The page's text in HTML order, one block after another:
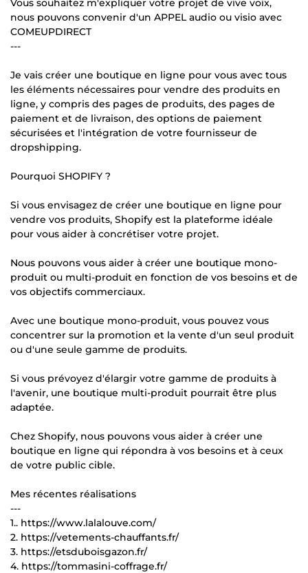
Vous souhaitez m'expliquer votre projet de vive voix,
nous pouvons convenir d'un APPEL audio ou visio avec
COMEUPDIRECT
---
Je vais créer une boutique en ligne pour vous avec tous
les éléments nécessaires pour vendre des produits en
ligne, y compris des pages de produits, des pages de
paiement et de livraison, des options de paiement
sécurisées et l'intégration de votre fournisseur de
dropshipping.
Pourquoi SHOPIFY ?
Si vous envisagez de créer une boutique en ligne pour
vendre vos produits, Shopify est la plateforme idéale
pour vous aider à concrétiser votre projet.
Nous pouvons vous aider à créer une boutique mono-
produit ou multi-produit en fonction de vos besoins et de
vos objectifs commerciaux.
Avec une boutique mono-produit, vous pouvez vous
concentrer sur la promotion et la vente d'un seul produit
ou d'une seule gamme de produits.
Si vous prévoyez d'élargir votre gamme de produits à
l'avenir, une boutique multi-produit pourrait être plus
adaptée.
Chez Shopify, nous pouvons vous aider à créer une
boutique en ligne qui répondra à vos besoins et à ceux
de votre public cible.
Mes récentes réalisations
---
1.. https://www.lalalouve.com/
2. https://vetements-chauffants.fr/
3. https://etsduboisgazon.fr/
4. https://tommasini-coffrage.fr/